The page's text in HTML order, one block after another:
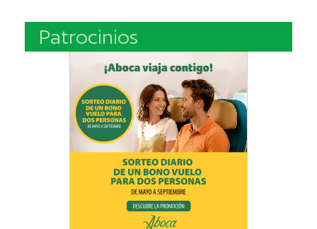
Patrocinios